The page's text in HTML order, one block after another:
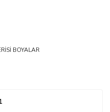
BOYALAR